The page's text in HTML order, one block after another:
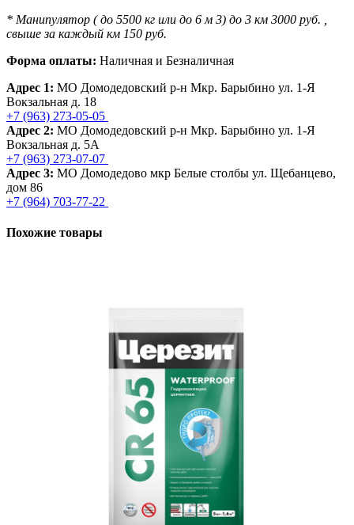
* Манипулятор ( до 5500 кг или до 6 м 3) до 3 км 3000 руб. ,
свыше за каждый км 150 руб.
Форма оплаты: Наличная и Безналичная
Адрес 1: МО Домодедовский р-н Мкр. Барыбино ул. 1-Я
Вокзальная д. 18
+7 (963) 273-05-05
Адрес 2: МО Домодедовский р-н Мкр. Барыбино ул. 1-Я
Вокзальная д. 5А
+7 (963) 273-07-07
Адрес 3: МО Домодедово мкр Белые столбы ул. Щебанцево,
дом 86
+7 (964) 703-77-22
Похожие товары